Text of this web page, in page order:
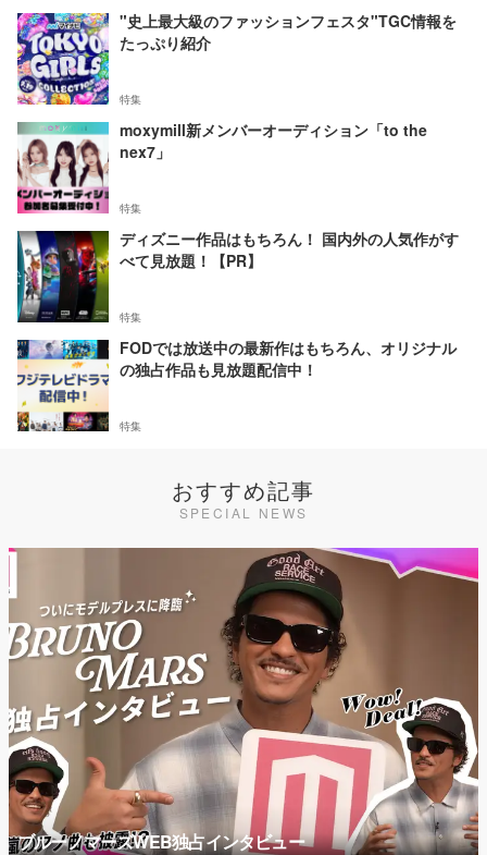
"史上最大級のファッションフェスタ"TGC情報を
たっぷり紹介
特集
moxymill新メンバーオーディション「to the
nex7」
特集
ディズニー作品はもちろん！ 国内外の人気作がす
べて見放題！【PR】
特集
FODでは放送中の最新作はもちろん、オリジナル
の独占作品も見放題配信中！
特集
おすすめ記事
SPECIAL NEWS
ブルーノマーズWEB独占インタビュー